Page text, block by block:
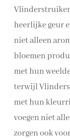
heerlijke geur
niet alleen
bloemen
met hun
terwijl
met hun
voegen niet
zorgen ook